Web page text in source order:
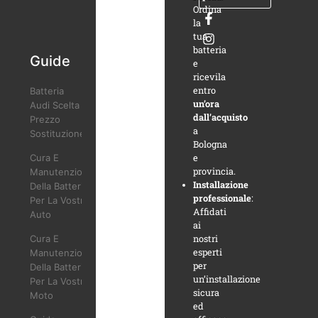
Ordina
la
tua
batteria
e
ricevila
entro
un’ora
dall’acquisto
a
Bologna
e
provincia.
Installazione
professionale:
Affidati
ai
nostri
esperti
per
un’installazione
sicura
ed
Guide
Batteria
Audi Scelta
Prezzo
Sostituzione
Cura E
Manutenzione
Della Batteria
Per La Vostra
Auto
Cura E
Manutenzione
Della Batteria
Per La Vostra
Moto